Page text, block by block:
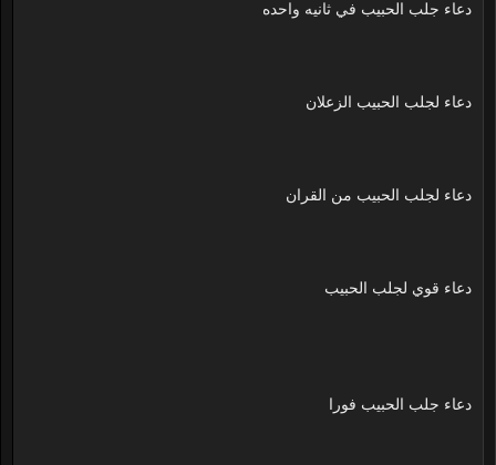
دعاء جلب الحبيب في ثانيه واحده
دعاء لجلب الحبيب الزعلان
دعاء لجلب الحبيب من القران
دعاء قوي لجلب الحبيب
دعاء جلب الحبيب فورا